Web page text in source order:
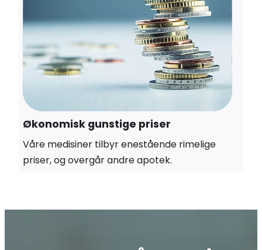
Økonomisk gunstige priser
Våre medisiner tilbyr enestående rimelige
priser, og overgår andre apotek.